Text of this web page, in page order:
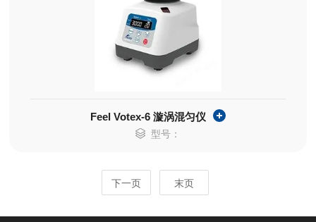
Feel Votex-6 漩涡混匀仪
型号：
下一页 末页